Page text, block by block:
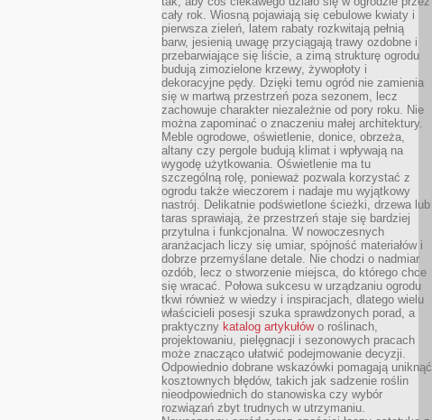
cały rok. Wiosną pojawiają się cebulowe kwiaty i
pierwsza zieleń, latem rabaty rozkwitają pełnią
barw, jesienią uwagę przyciągają trawy ozdobne i
przebarwiające się liście, a zimą strukturę ogrodu
budują zimozielone krzewy, żywopłoty i
dekoracyjne pędy. Dzięki temu ogród nie zamienia
się w martwą przestrzeń poza sezonem, lecz
zachowuje charakter niezależnie od pory roku. Nie
można zapominać o znaczeniu małej architektury.
Meble ogrodowe, oświetlenie, donice, obrzeża,
altany czy pergole budują klimat i wpływają na
wygodę użytkowania. Oświetlenie ma tu
szczególną rolę, ponieważ pozwala korzystać z
ogrodu także wieczorem i nadaje mu wyjątkowy
nastrój. Delikatnie podświetlone ścieżki, drzewa lub
taras sprawiają, że przestrzeń staje się bardziej
przytulna i funkcjonalna. W nowoczesnych
aranżacjach liczy się umiar, spójność materiałów i
dobrze przemyślane detale. Nie chodzi o nadmiar
ozdób, lecz o stworzenie miejsca, do którego chce
się wracać. Połowa sukcesu w urządzaniu ogrodu
tkwi również w wiedzy i inspiracjach, dlatego wielu
właścicieli posesji szuka sprawdzonych porad, a
praktyczny katalog artykułówo roślinach,
projektowaniu, pielęgnacji i sezonowych pracach
może znacząco ułatwić podejmowanie decyzji.
Odpowiednio dobrane wskazówki pomagają uniknąć
kosztownych błędów, takich jak sadzenie roślin
nieodpowiednich do stanowiska czy wybór
rozwiązań zbyt trudnych w utrzymaniu.